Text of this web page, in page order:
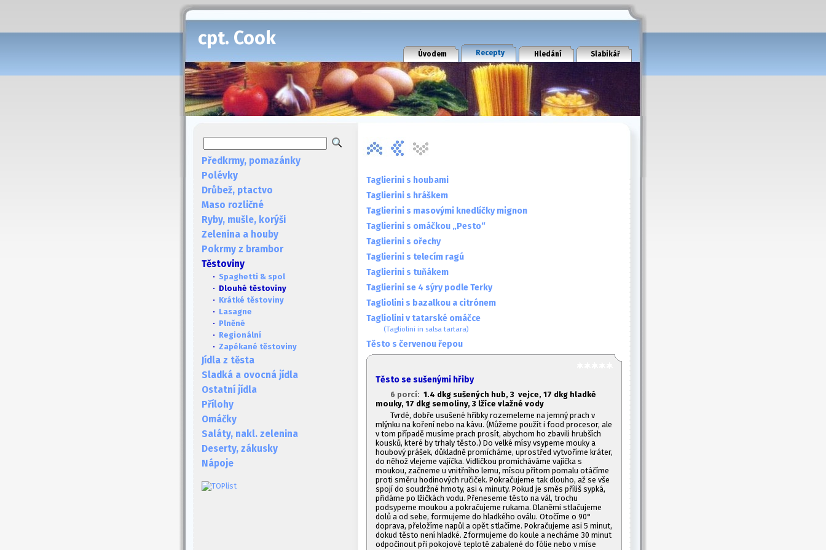
cpt. Cook
Úvodem Recepty Hledání Slabikář
Předkrmy, pomazánky
Polévky
Drůbež, ptactvo
Maso rozličné
Ryby, mušle, korýši
Zelenina a houby
Pokrmy z brambor
Těstoviny
· Spaghetti & spol
· Dlouhé těstoviny
· Krátké těstoviny
· Lasagne
· Plněné
· Regionální
· Zapékané těstoviny
Jídla z těsta
Sladká a ovocná jídla
Ostatní jídla
Přílohy
Omáčky
Saláty, nakl. zelenina
Deserty, zákusky
Nápoje
Taglierini s houbami
Taglierini s hráškem
Taglierini s masovými knedlíčky mignon
Taglierini s omáčkou „Pesto“
Taglierini s ořechy
Taglierini s telecím ragú
Taglierini s tuňákem
Taglierini se 4 sýry podle Terky
Tagliolini s bazalkou a citrónem
Tagliolini v tatarské omáčce
(Tagliolini in salsa tartara)
Těsto s červenou řepou
Těsto se sušenými hřiby
6 porcí: 1.4 dkg sušených hub, 3 vejce, 17 dkg hladké
mouky, 17 dkg semoliny, 3 lžíce vlažné vody
Tvrdé, dobře usušené hříbky rozemeleme na jemný prach v
mlýnku na koření nebo na kávu. (Můžeme použít i food procesor, ale
v tom případě musíme prach prosít, abychom ho zbavili hrubších
kousků, které by trhaly těsto.) Do velké mísy vsypeme mouky a
houbový prášek, důkladně promícháme, uprostřed vytvoříme kráter,
do něhož vlejeme vajíčka. Vidličkou promícháváme vajíčka s
moukou, začneme u vnitřního lemu, mísou přitom pomalu otáčíme
proti směru hodinových ručiček. Pokračujeme tak dlouho, až se vše
spojí do soudržné hmoty, asi 4 minuty. Pokud je směs příliš sypká,
přidáme po lžičkách vodu. Přeneseme těsto na vál, trochu
podsypeme moukou a pokračujeme rukama. Dlaněmi stlačujeme
dolů a od sebe, formujeme do hladkého oválu. Otočíme o 90°
doprava, přeložíme napůl a opět stlačíme. Pokračujeme asi 5 minut,
dokud těsto není hladké. Zformujeme do koule a necháme 30 minut
odpočinout při pokojové teplotě zabalené do fólie nebo v míse